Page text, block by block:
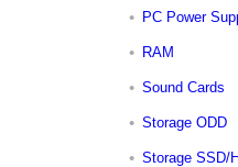
PC Power
RAM
Sound Cards
Storage ODD
Storage SSD/